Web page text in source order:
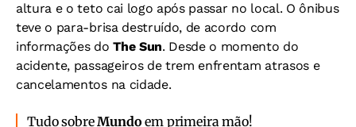
altura e o teto cai logo após passar no local. O ônibus
teve o para-brisa destruído, de acordo com
informações doThe Sun. Desde o momento do
acidente, passageiros de trem enfrentam atrasos e
cancelamentos na cidade.
Tudo sobreMundo em primeira mão!